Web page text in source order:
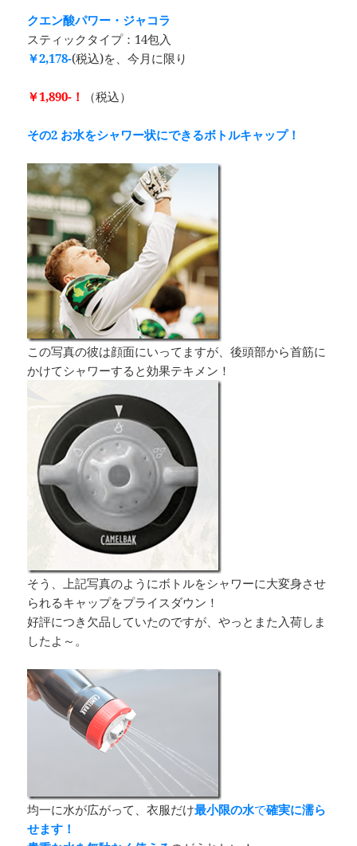
クエン酸パワー・ジャコラ
スティックタイプ：14包入
￥2,178-(税込)を、今月に限り
￥1,890-！ （税込）
その2 お水をシャワー状にできるボトルキャップ！
この写真の彼は顔面にいってますが、後頭部から首筋に
かけてシャワーすると効果テキメン！
そう、上記写真のようにボトルをシャワーに大変身させ
られるキャップをプライスダウン！
好評につき欠品していたのですが、やっとまた入荷しま
したよ～。
均一に水が広がって、衣服だけ最小限の水で確実に濡ら
せます！